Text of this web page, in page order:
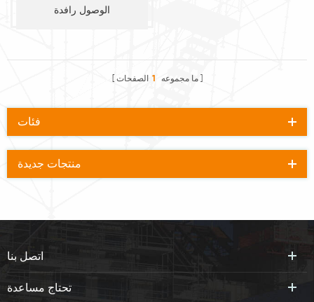
الوصول رافدة
ما مجموعه 1 الصفحات
فئات
منتجات جديدة
اتصل بنا
تحتاج مساعدة